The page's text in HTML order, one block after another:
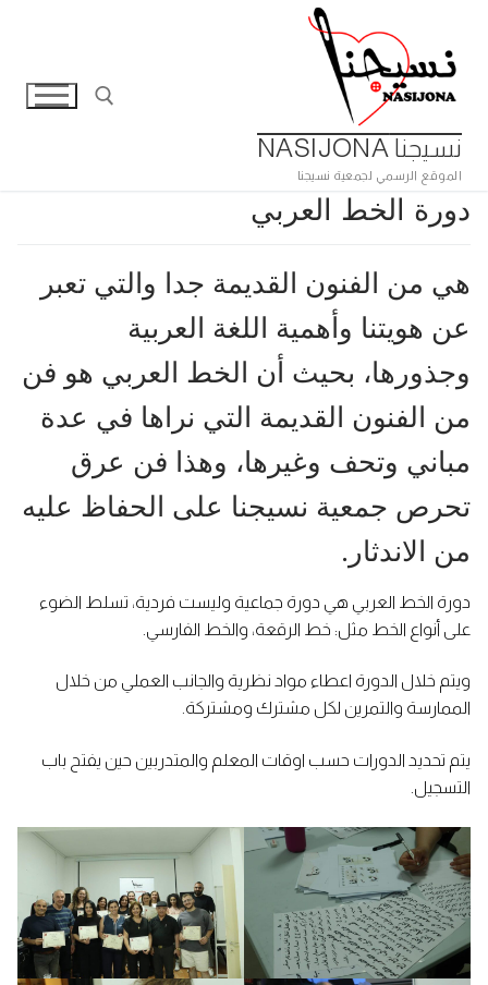
المحتوى
نسيجنا NASIJONA
الموقع الرسمي لجمعية نسيجنا
دورة الخط العربي
هي من الفنون القديمة جدا والتي تعبر
عن هويتنا وأهمية اللغة العربية
وجذورها، بحيث أن الخط العربي هو فن
من الفنون القديمة التي نراها في عدة
مباني وتحف وغيرها، وهذا فن عرق
تحرص جمعية نسيجنا على الحفاظ عليه
من الاندثار.
دورة الخط العربي هي دورة جماعية وليست فردية، تسلط الضوء
على أنواع الخط مثل: خط الرقعة، والخط الفارسي.
ويتم خلال الدورة اعطاء مواد نظرية والجانب العملي من خلال
الممارسة والتمرين لكل مشترك ومشتركة.
يتم تحديد الدورات حسب اوقات المعلم والمتدربين حين يفتح باب
التسجيل.